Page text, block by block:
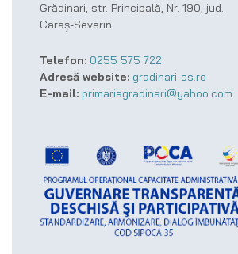
Grădinari, str. Principală, Nr. 190, jud.
Caraș-Severin
Telefon: 0255 575 722
Adresă website: gradinari-cs.ro
E-mail: primariagradinari@yahoo.com